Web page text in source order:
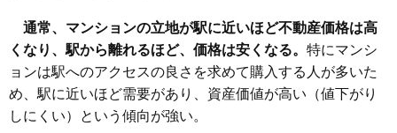
相場 9,600万円～10,000万円
(171.4万円/㎡~178.6万円/㎡)
マンションナビで
無料一括査定をする
通常、マンションの立地が駅に近いほど不動産価格は高
くなり、駅から離れるほど、価格は安くなる。 特にマンシ
ョンは駅へのアクセスの良さを求めて購入する人が多いた
め、駅に近いほど需要があり、資産価値が高い（値下がり
しにくい）という傾向が強い。